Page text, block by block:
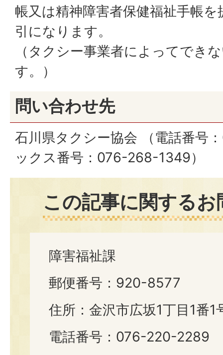
帳又は精神障害者保健福祉手帳
引になります。
（タクシー事業者によってでき
す。）
問い合わせ先
石川県タクシー協会 （電話番号
ックス番号：076-268-1349）
この記事に関する
障害福祉課
郵便番号：920-8577
住所：金沢市広坂1丁目1番1
電話番号：076-220-2289